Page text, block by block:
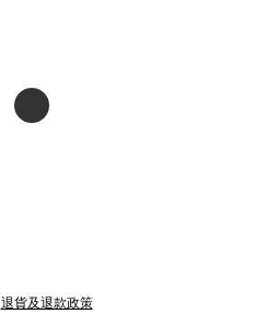
退貨及退款政策